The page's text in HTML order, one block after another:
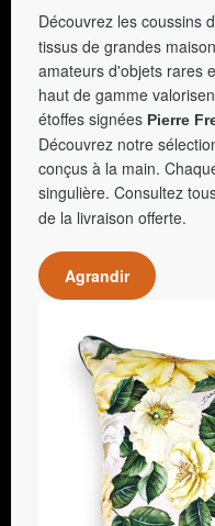
Découvrez les coussins
tissus de grandes
amateurs d'objets rares
haut de gamme
étoffes signées Pierre
Découvrez notre
conçus à la main.
singulière. Consultez
de la livraison offerte.
Agrandir